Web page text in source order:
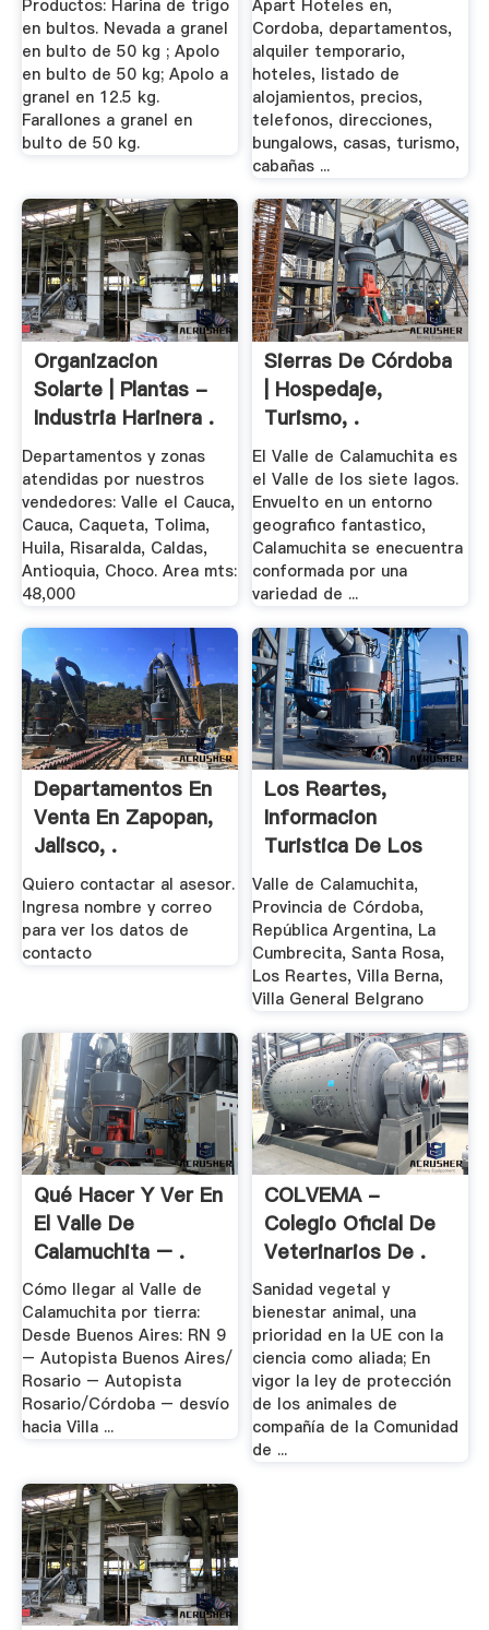
Productos: Harina de trigo
en bultos. Nevada a granel
en bulto de 50 kg ; Apolo
en bulto de 50 kg; Apolo a
granel en 12.5 kg.
Farallones a granel en
bulto de 50 kg.
Apart Hoteles en,
Cordoba, departamentos,
alquiler temporario,
hoteles, listado de
alojamientos, precios,
telefonos, direcciones,
bungalows, casas, turismo,
cabañas ...
Organizacion
Solarte | Plantas -
Industria Harinera .
Departamentos y zonas
atendidas por nuestros
vendedores: Valle el Cauca,
Cauca, Caqueta, Tolima,
Huila, Risaralda, Caldas,
Antioquia, Choco. Area mts:
48,000
Sierras De Córdoba
| Hospedaje,
Turismo, .
El Valle de Calamuchita es
el Valle de los siete lagos.
Envuelto en un entorno
geografico fantastico,
Calamuchita se enecuentra
conformada por una
variedad de ...
Departamentos En
Venta En Zapopan,
Jalisco, .
Quiero contactar al asesor.
Ingresa nombre y correo
para ver los datos de
contacto
Los Reartes,
Informacion
Turistica De Los
Reartes Y .
Valle de Calamuchita,
Provincia de Córdoba,
República Argentina, La
Cumbrecita, Santa Rosa,
Los Reartes, Villa Berna,
Villa General Belgrano
Qué Hacer Y Ver En
El Valle De
Calamuchita – .
Cómo llegar al Valle de
Calamuchita por tierra:
Desde Buenos Aires: RN 9
– Autopista Buenos Aires/
Rosario – Autopista
Rosario/Córdoba – desvío
hacia Villa ...
COLVEMA -
Colegio Oficial De
Veterinarios De .
Sanidad vegetal y
bienestar animal, una
prioridad en la UE con la
ciencia como aliada; En
vigor la ley de protección
de los animales de
compañía de la Comunidad
de ...